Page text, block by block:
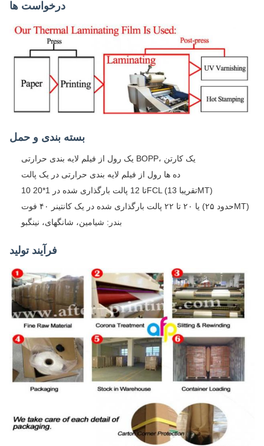
درخواست ها
بسته بندی و حمل
یک رول از فیلم لایه بندی حرارتی BOPP، یک کارتن
ده ها رول از فیلم لایه بندی حرارتی در یک پالت
10 تا 12 پالت بارگذاری شده در 1*20FCL (تقریبا 13MT)
یا ۲۰ تا ۲۲ پالت بارگذاری شده در یک کانتینر ۴۰ فوت (حدود ۲۵MT)
بندر: شیامین، شانگهای، نینگبو
فرآیند تولید